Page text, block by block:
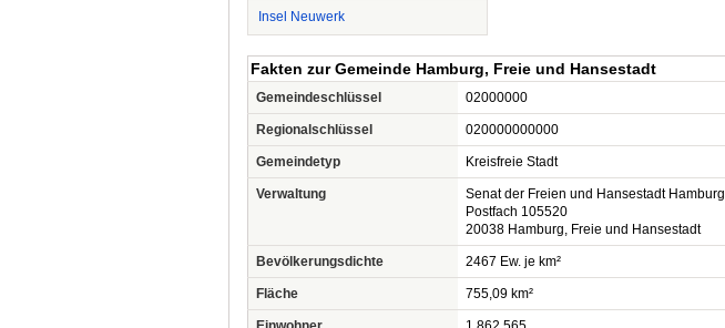
Insel Neuwerk
Fakten zur Gemeinde Hamburg, Freie und Hansestadt
Gemeindeschlüssel 02000000
Regionalschlüssel 020000000000
Gemeindetyp Kreisfreie Stadt
Verwaltung
Senat der Freien und Hansestadt Hamburg
Postfach 105520
20038 Hamburg, Freie und Hansestadt
Bevölkerungsdichte 2467 Ew. je km²
Fläche 755,09 km²